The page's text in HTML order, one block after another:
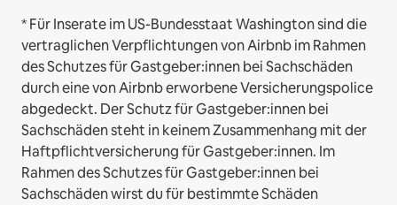
* Für Inserate im US-Bundesstaat Washington sind die
vertraglichen Verpflichtungen von Airbnb im Rahmen
des Schutzes für Gastgeber:innen bei Sachschäden
durch eine von Airbnb erworbene Versicherungspolice
abgedeckt. Der Schutz für Gastgeber:innen bei
Sachschäden steht in keinem Zusammenhang mit der
Haftpflichtversicherung für Gastgeber:innen. Im
Rahmen des Schutzes für Gastgeber:innen bei
Sachschäden wirst du für bestimmte Schäden